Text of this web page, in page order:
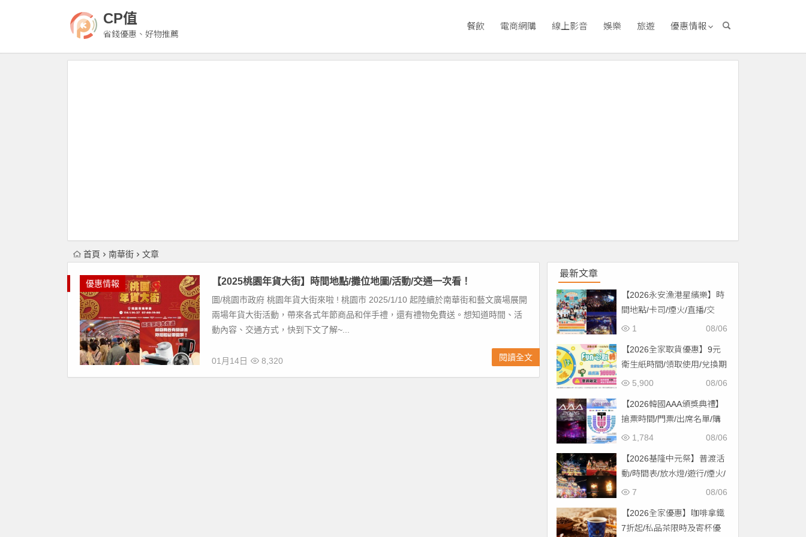
CP值
省錢優惠、好物推薦
餐飲 電商網購 線上影音 娛樂 旅遊 優惠情報
首頁 南華街 文章
優惠情報 【2025桃園年貨大街】時間地點/攤位地圖/活動/交通一次看！
圖/桃園市政府 桃園年貨大街來啦 ! 桃園市 2025/1/10 起陸續於南華街和藝文廣場展開
兩場年貨大街活動，帶來各式年節商品和伴手禮，還有禮物免費送。想知道時間、活
動內容、交通方式，快到下文了解~...
01月14日 8,320 閱讀全文
最新文章
【2026永安漁港星繽樂】時
間地點/卡司/煙火/直播/交
通，免費入場！
08/06
1
【2026全家取貨優惠】9元
衛生紙時間/領取使用/兌換期
限一次看！
08/06
5,900
【2026韓國AAA頒獎典禮】
搶票時間/門票/出席名單/購
票一次看！
08/06
1,784
【2026基隆中元祭】普渡活
動/時間表/放水燈/遊行/煙火/
交通一次看！
08/06
7
【2026全家優惠】咖啡拿鐵
7折起/私品茶限時及寄杯優